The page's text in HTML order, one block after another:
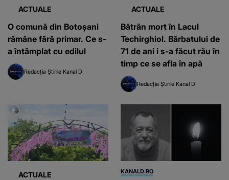
ACTUALE
O comună din Botoșani
rămâne fără primar. Ce s-
a întâmplat cu edilul
Redacția Știrile Kanal D
ACTUALE
Bătrân mort în Lacul
Techirghiol. Bărbatului de
71 de ani i s-a făcut rău în
timp ce se afla în apă
Redacția Știrile Kanal D
ACTUALE KANALD.RO